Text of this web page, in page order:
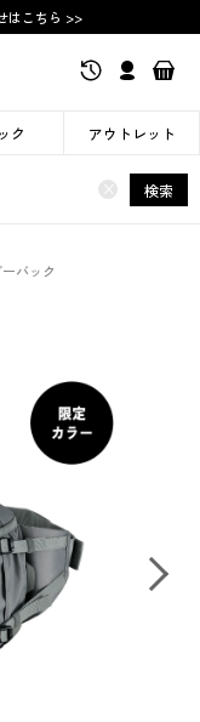
はこちら >>
ク アウトレット
× 検索
バック